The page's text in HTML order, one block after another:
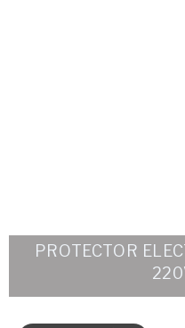
PROTECTOR